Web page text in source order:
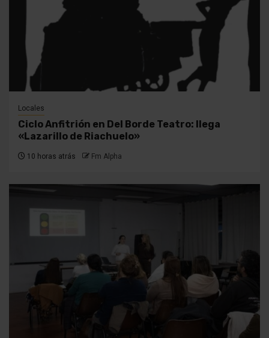
Locales
Ciclo Anfitrión en Del Borde Teatro: llega
«Lazarillo de Riachuelo»
10 horas atrás Fm Alpha